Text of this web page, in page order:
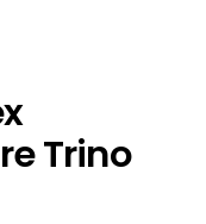
Trino